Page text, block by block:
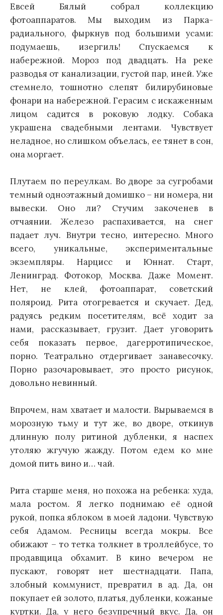
Евсей Бялый собрал коллекцию
фотоаппаратов. Мы выходим из Парка-
радиального, фыркнув под большими усами:
подумаешь, изергиль! Спускаемся к
набережной. Мороз под двадцать. На реке
разводья от канализации, густой пар, иней. Уже
стемнело, тошнотно слепят билирубиновые
фонари на набережной. Герасим с искаженным
лицом садится в роковую лодку. Собака
украшена свадебными лентами. Чувствует
неладное, но слишком объелась, ее тянет в сон,
она моргает.
Плутаем по переулкам. Во дворе за сугробами
темный одноэтажный домишко – ни номера, ни
вывески. Оно ли? Стучим закоченев в
отчаянии. Железо распахивается, на снег
падает луч. Внутри тесно, интересно. Много
всего, уникальные, экспериментальные
экземпляры. Нарцисс и Юннат. Старт,
Ленинград. Фотокор, Москва. Даже Момент.
Нет, не клей, фотоаппарат, советский
поляроид. Рита отогревается и скучает. Дед,
радуясь редким посетителям, всё ходит за
нами, рассказывает, грузит. Дает уговорить
себя показать первое, дагерротипическое,
порно. Театрально отдергивает занавесочку.
Порно разочаровывает, это просто рисунок,
довольно невинный.
Впрочем, нам хватает и малости. Вырываемся в
морозную тьму и тут же, во дворе, откинув
длинную полу ритиной дубленки, я наспех
утоляю жгучую жажду. Потом едем ко мне
домой пить вино и… чай.
Рита старше меня, но похожа на ребенка: худа,
мала ростом. Я легко поднимаю её одной
рукой, попка яблоком в моей ладони. Чувствую
себя Адамом. Ресницы всегда мокры. Все
обижают – то тетка толкнет в троллейбусе, то
продавщица обхамит. В кино вечером не
пускают, говорят нет шестнадцати. Папа,
злобный коммунист, превратил в ад. Да, он
покупает ей золото, платья, дубленки, кожаные
куртки. Да, у него безупречный вкус. Да, он